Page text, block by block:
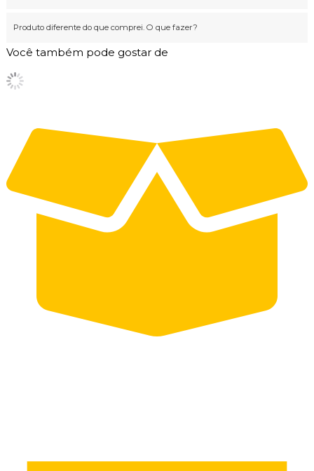
Produto diferente do que comprei. O que fazer?
Você também pode gostar de